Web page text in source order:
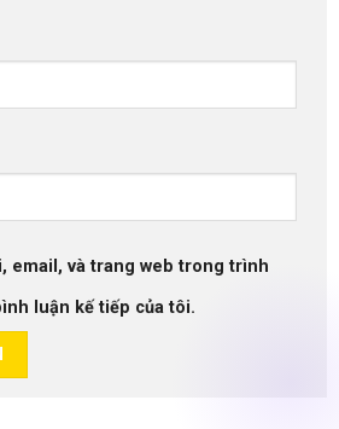
email, và trang web trong trình
luận kế tiếp của tôi.